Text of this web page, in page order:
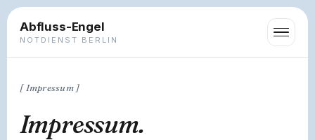
Abfluss-Engel
NOTDIENST BERLIN
[ Impressum ]
Impressum.